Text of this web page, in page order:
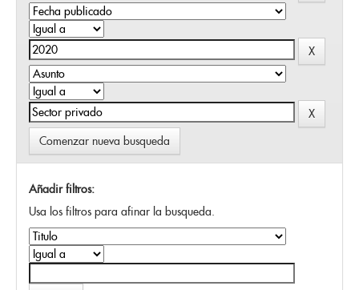
Comenzar nueva busqueda
Añadir filtros:
Usa los filtros para afinar la busqueda.